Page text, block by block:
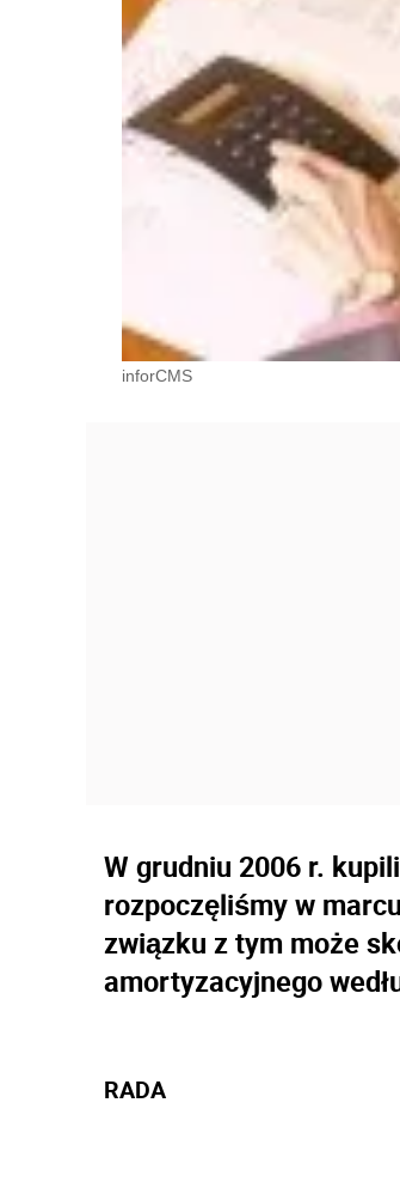
inforCMS
W grudniu 2006 r.
rozpoczęliśmy w
związku z tym może
amortyzacyjnego
RADA